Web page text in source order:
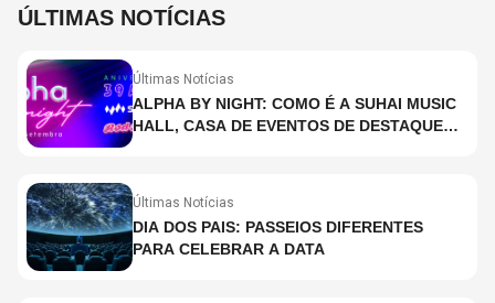
ÚLTIMAS NOTÍCIAS
Últimas Notícias
ALPHA BY NIGHT: COMO É A SUHAI MUSIC
HALL, CASA DE EVENTOS DE DESTAQUE
Últimas Notícias
DIA DOS PAIS: PASSEIOS DIFERENTES
PARA CELEBRAR A DATA